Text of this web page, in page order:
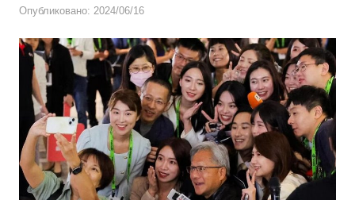
Опубликовано: 2024/06/16